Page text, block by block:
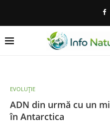
EVOLUȚIE
ADN din urmă cu un
în Antarctica